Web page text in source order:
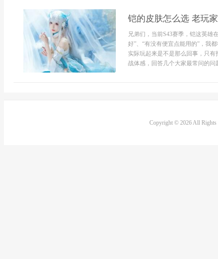
铠的皮肤怎么选 老玩
兄弟们，当前S43赛季，铠这英雄
好”、“有没有便宜点能用的”，我
实际玩起来是不是那么回事，只
战体感，回答几个大家最常问的问
Copyright © 2026 All